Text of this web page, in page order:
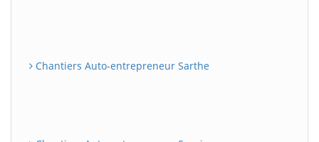
Chantiers Auto-entrepreneur Sarthe